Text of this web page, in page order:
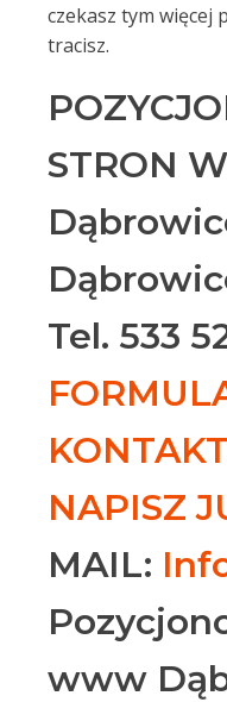
czekasz tym więcej
tracisz.
STRON
Tel. 533
NAPISZ
MAIL:
www